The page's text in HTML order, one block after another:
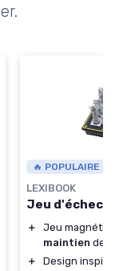
🔥 POPULAIRE
LEXIBOOK
Jeu d'échecs
＋
Jeu
maintien des
＋
Design